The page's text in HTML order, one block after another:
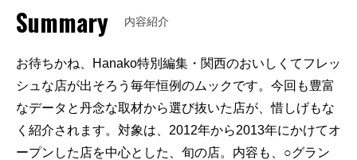
Summary 内容紹介
お待ちかね、Hanako特別編集・関西のおいしくてフレッ
シュな店が出そろう毎年恒例のムックです。今回も豊富
なデータと丹念な取材から選び抜いた店が、惜しげもな
く紹介されます。対象は、2012年から2013年にかけてオ
ープンした店を中心とした、旬の店。内容も、○グラン